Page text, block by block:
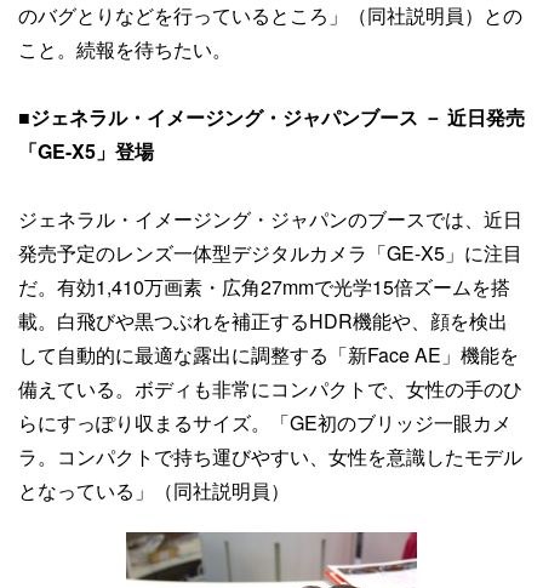
のバグとりなどを行っているところ」（同社説明員）との
こと。続報を待ちたい。
■ジェネラル・イメージング・ジャパンブース － 近日発売
「GE-X5」登場
ジェネラル・イメージング・ジャパンのブースでは、近日
発売予定のレンズ一体型デジタルカメラ「GE-X5」に注目
だ。有効1,410万画素・広角27mmで光学15倍ズームを搭
載。白飛びや黒つぶれを補正するHDR機能や、顔を検出
して自動的に最適な露出に調整する「新Face AE」機能を
備えている。ボディも非常にコンパクトで、女性の手のひ
らにすっぽり収まるサイズ。「GE初のブリッジ一眼カメ
ラ。コンパクトで持ち運びやすい、女性を意識したモデル
となっている」（同社説明員）